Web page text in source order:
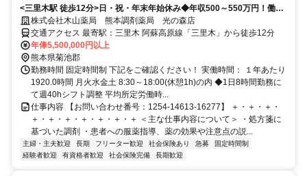
<三里木駅 徒歩12分>日・祝・年末年始休み◆年収500～550万円！働き
がいある環境
株式会社木山薬局 熊本調剤薬局 光の森店
交通アクセス 最寄駅：三里木 阿蘇高原線「三里木」から徒歩12分
年俸5,500,000円以上
熊本県菊池郡
勤務時間 固定時間制 下記をご確認ください！ 実働時間： １年あたり
1920.0時間 月火水金土 8:30～18:00(休憩1h)の内 ◆1日8時間勤務に
て週40hシフト調整 平均所定労働時...
仕事内容 【お問い合わせ番号：1254-14613-16277】 ＋・＋・＋・
＋・＋・＋・＋・＋・＋・＋ ＜主な仕事内容について＞ ・処方箋に
基づいた調剤 ・患者への服薬指導、薬の効果や注意点の説...
主婦・主夫歓迎 長期 フリーター歓迎 社会保険あり 急募
固定時間制
経験者歓迎
有資格者歓迎 社会保険完備 長期歓迎